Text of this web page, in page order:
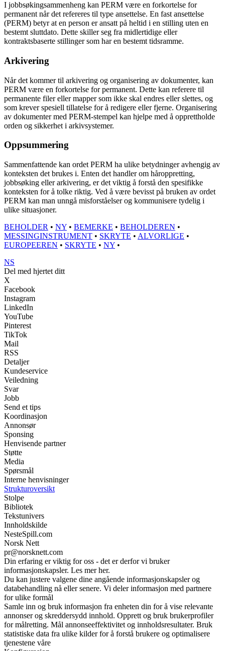
I jobbsøkingsammenheng kan PERM være en forkortelse for
permanent når det refereres til type ansettelse. En fast ansettelse
(PERM) betyr at en person er ansatt på heltid i en stilling uten en
bestemt sluttdato. Dette skiller seg fra midlertidige eller
kontraktsbaserte stillinger som har en bestemt tidsramme.
Arkivering
Når det kommer til arkivering og organisering av dokumenter, kan
PERM være en forkortelse for permanent. Dette kan referere til
permanente filer eller mapper som ikke skal endres eller slettes, og
som krever spesiell tillatelse for å redigere eller fjerne. Organisering
av dokumenter med PERM-stempel kan hjelpe med å opprettholde
orden og sikkerhet i arkivsystemer.
Oppsummering
Sammenfattende kan ordet PERM ha ulike betydninger avhengig av
konteksten det brukes i. Enten det handler om håroppretting,
jobbsøking eller arkivering, er det viktig å forstå den spesifikke
konteksten for å tolke riktig. Ved å være bevisst på bruken av ordet
PERM kan man unngå misforståelser og kommunisere tydelig i
ulike situasjoner.
BEHOLDER • NY • BEMERKE • BEHOLDEREN •
MESSINGINSTRUMENT • SKRYTE • ALVORLIGE •
EUROPEEREN • SKRYTE • NY •
NS
Del med hjertet ditt
X
Facebook
Instagram
LinkedIn
YouTube
Pinterest
TikTok
Mail
RSS
Detaljer
Kundeservice
Veiledning
Svar
Jobb
Send et tips
Koordinasjon
Annonsør
Sponsing
Henvisende partner
Støtte
Media
Spørsmål
Interne henvisninger
Strukturoversikt
Stolpe
Bibliotek
Tekstunivers
Innholdskilde
NesteSpill.com
Norsk Nett
pr@norsknett.com
Din erfaring er viktig for oss - det er derfor vi bruker
informasjonskapsler. Les mer her.
Du kan justere valgene dine angående informasjonskapsler og
databehandling nå eller senere. Vi deler informasjon med partnere
for ulike formål
Samle inn og bruk informasjon fra enheten din for å vise relevante
annonser og skreddersydd innhold. Opprett og bruk brukerprofiler
for målretting. Mål annonseeffektivitet og innholdsresultater. Bruk
statistiske data fra ulike kilder for å forstå brukere og optimalisere
tjenestene våre